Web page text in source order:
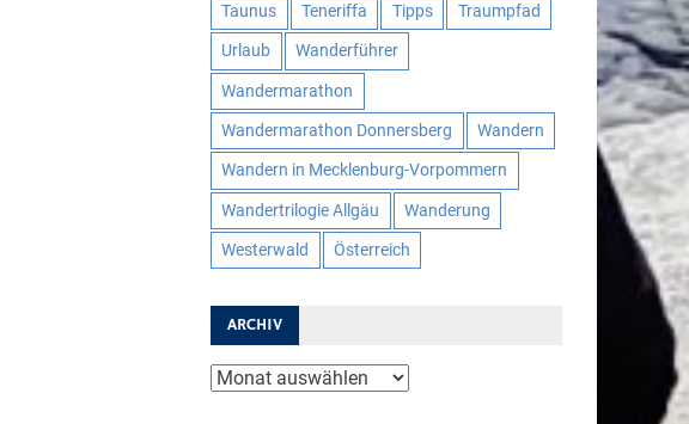
Taunus Teneriffa Tipps Traumpfad
Urlaub Wanderführer
Wandermarathon
Wandermarathon Donnersberg Wandern
Wandern in Mecklenburg-Vorpommern
Wandertrilogie Allgäu Wanderung
Westerwald Österreich
ARCHIV
Archiv